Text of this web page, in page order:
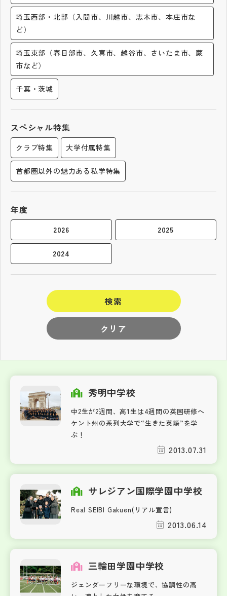
サイトマップ
運営会社
埼玉西部・北部（入間市、川越市、志木市、本庄市な
ど）
埼玉東部（春日部市、久喜市、越谷市、さいたま市、蕨
市など）
千葉・茨城
スペシャル特集
クラブ特集 大学付属特集
首都圏以外の魅力ある私学特集
年度
2026 2025
2024
クリア
検索
秀明中学校
中2生が2週間、高1生は4週間の英国研修へ
ケント州の系列大学で“生きた英語”を学
ぶ！
2013.07.31
サレジアン国際学園中学校
Real SEIBI Gakuen(リアル宣言)
2013.06.14
三輪田学園中学校
ジェンダーフリーな環境で、協調性の高